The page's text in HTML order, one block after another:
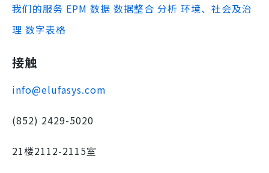
我们的服务 EPM 数据 数据整合 分析 环境、社会及治
理 数字表格
接触
info@elufasys.com
(852) 2429-5020
21楼2112-2115室